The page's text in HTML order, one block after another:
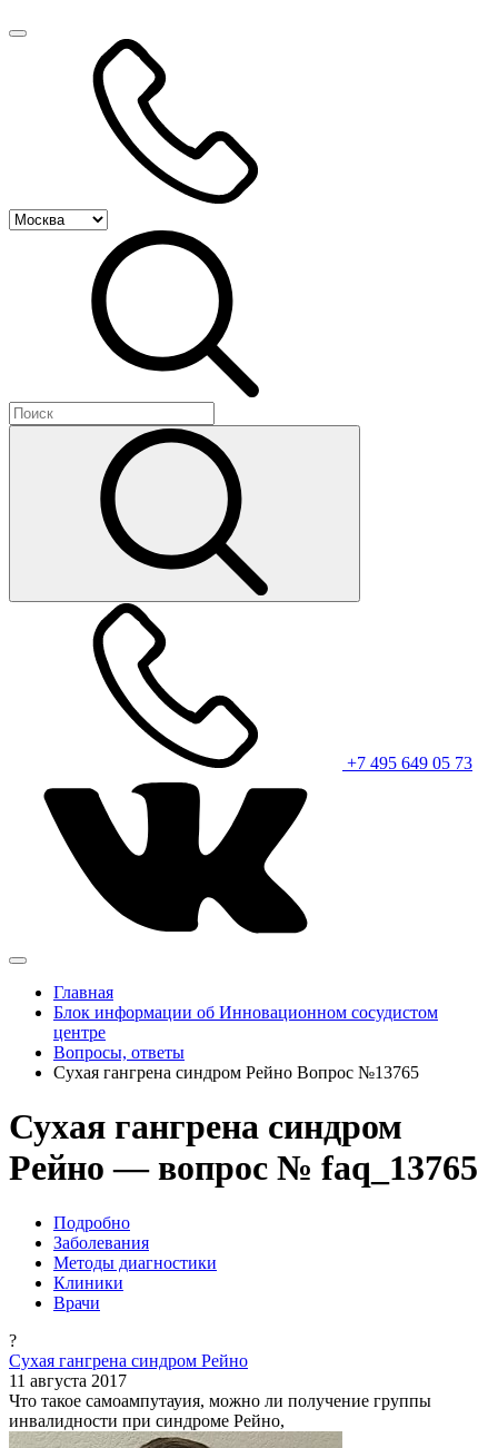
+7 495 649 05 73
Главная
Блок информации об Инновационном сосудистом
центре
Вопросы, ответы
Сухая гангрена синдром Рейно Вопрос №13765
Сухая гангрена синдром
Рейно — вопрос № faq_13765
Подробно
Заболевания
Методы диагностики
Клиники
Врачи
?
Сухая гангрена синдром Рейно
11 августа 2017
Что такое самоампутауия, можно ли получение группы
инвалидности при синдроме Рейно,